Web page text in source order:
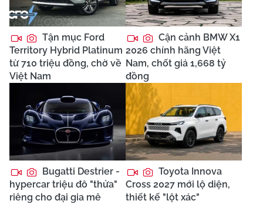
Tận mục Ford
Territory Hybrid Platinum
từ 710 triệu đồng, chờ về
Việt Nam
Cận cảnh BMW X1
2026 chính hãng Việt
Nam, chốt giá 1,668 tỷ
đồng
Bugatti Destrier -
hypercar triệu đô "thửa"
riêng cho đại gia mê
Toyota Innova
Cross 2027 mới lộ diện,
thiết kế "lột xác"